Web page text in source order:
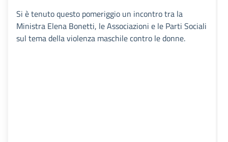
Si è tenuto questo pomeriggio un incontro tra la
Ministra Elena Bonetti, le Associazioni e le Parti Sociali
sul tema della violenza maschile contro le donne.